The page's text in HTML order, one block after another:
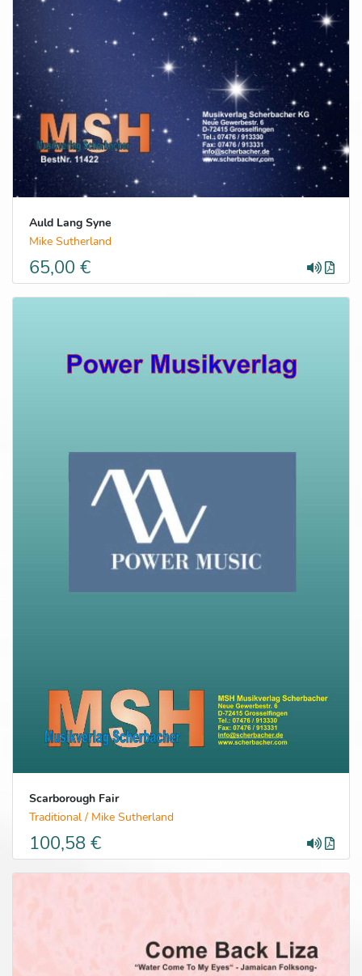
Auld Lang Syne
Mike Sutherland
65,00 €
Scarborough Fair
Traditional / Mike Sutherland
100,58 €